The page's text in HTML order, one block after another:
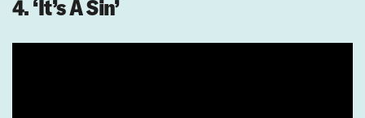
4. ‘It’s A Sin’